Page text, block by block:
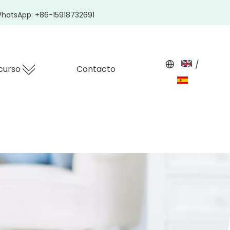
+86-15918732691
Contacto /